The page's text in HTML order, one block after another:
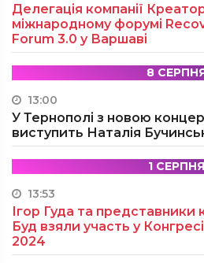
Делегація компанії
міжнародному форумі
Forum 3.0 у Варшаві
8
13:00
У Тернополі з новою
виступить Наталія
1 СЕРПНЯ
13:53
Ігор Гуда та представники
Буд взяли участь у
2024